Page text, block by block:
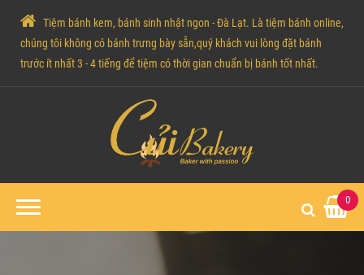
Tiệm bánh kem, bánh sinh nhật ngon - Đà Lạt. Là tiệm bánh online,
chúng tôi không có bánh trưng bày sẵn,quý khách vui lòng đặt bánh
trước ít nhất 3 - 4 tiếng để tiệm có thời gian chuẩn bị bánh tốt nhất.
0